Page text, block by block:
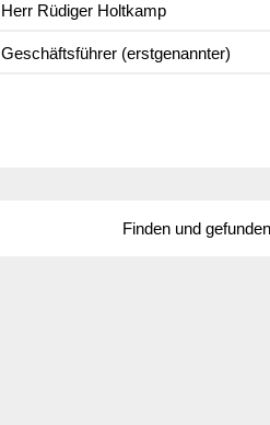
Herr Rüdiger Holtkamp
Geschäftsführer (erstgenannter)
Finden und